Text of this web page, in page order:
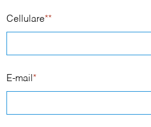
Cellulare**
E-mail *